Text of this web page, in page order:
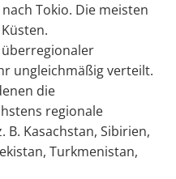
Tokio. Die meisten
ungleichmäßig verteilt.
die
regionale
B. Kasachstan, Sibirien,
Turkmenistan,